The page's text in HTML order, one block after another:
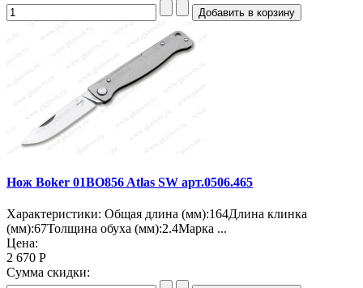
Нож Boker 01BO856 Atlas SW арт.0506.465
Характеристики: Общая длина (мм):164Длина клинка
(мм):67Толщина обуха (мм):2.4Марка ...
Цена:
2 670 Р
Сумма скидки: